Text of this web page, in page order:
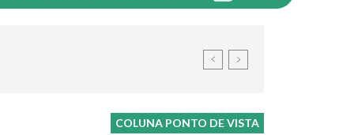
COLUNA PONTO DE VISTA